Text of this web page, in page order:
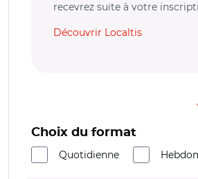
recevrez suite à votre
Découvrir Localtis
Choix du format
Quotidienne